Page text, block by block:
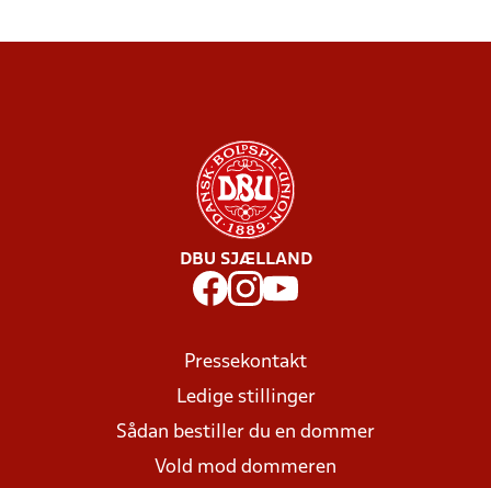
DBU SJÆLLAND
Pressekontakt
Ledige stillinger
Sådan bestiller du en dommer
Vold mod dommeren